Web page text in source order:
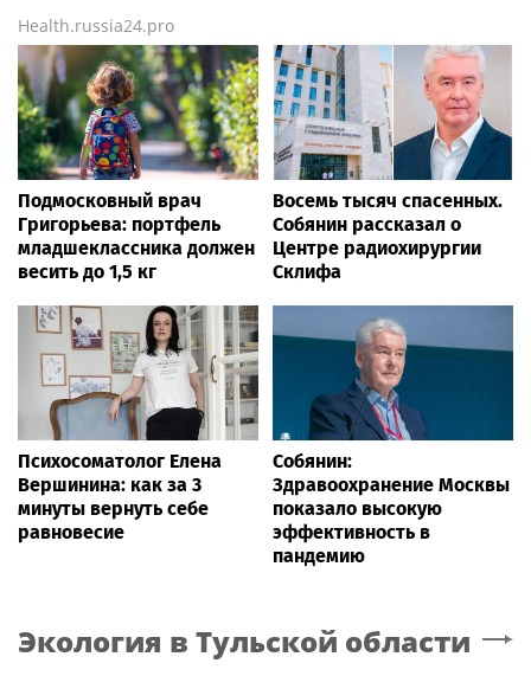
Health.russia24.pro
Подмосковный врач
Григорьева: портфель
младшеклассника должен
весить до 1,5 кг
Восемь тысяч спасенных.
Собянин рассказал о
Центре радиохирургии
Склифа
Психосоматолог Елена
Вершинина: как за 3
минуты вернуть себе
равновесие
Собянин:
Здравоохранение Москвы
показало высокую
эффективность в
пандемию
Экология в Тульской области